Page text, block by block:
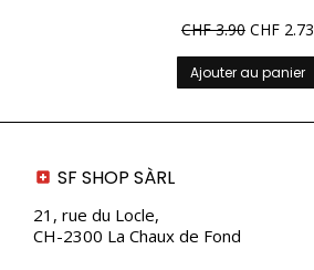
CHF3.90 CHF 2.73
Ajouter au panier
SF SHOP SÀRL
21, rue du Locle,
CH-2300 La Chaux de Fond